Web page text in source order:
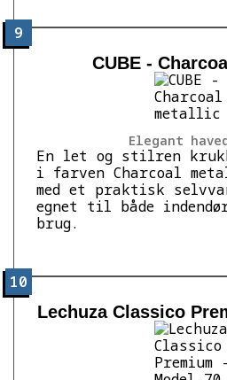
9
Elegant
CUBE -
En let og stilren
i farven Charcoal
med et praktisk
egnet til både
brug.
10
Lechuza Classico